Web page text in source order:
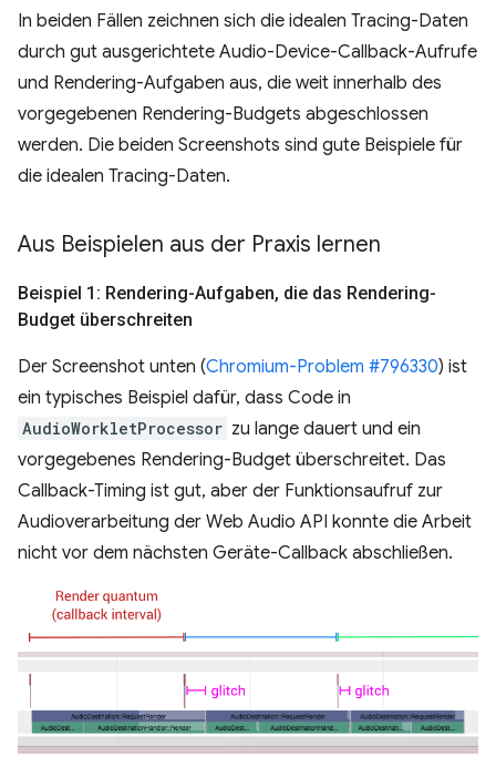
In beiden Fällen zeichnen sich die idealen Tracing-Daten
durch gut ausgerichtete Audio-Device-Callback-Aufrufe
und Rendering-Aufgaben aus, die weit innerhalb des
vorgegebenen Rendering-Budgets abgeschlossen
werden. Die beiden Screenshots sind gute Beispiele für
die idealen Tracing-Daten.
Aus Beispielen aus der Praxis lernen
Beispiel 1: Rendering-Aufgaben, die das Rendering-
Budget überschreiten
Der Screenshot unten (Chromium-Problem #796330) ist
ein typisches Beispiel dafür, dass Code in
AudioWorkletProcessor zu lange dauert und ein
vorgegebenes Rendering-Budget überschreitet. Das
Callback-Timing ist gut, aber der Funktionsaufruf zur
Audioverarbeitung der Web Audio API konnte die Arbeit
nicht vor dem nächsten Geräte-Callback abschließen.